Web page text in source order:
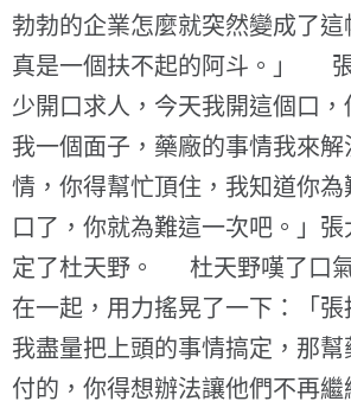
勃勃的企業怎麼就突然變成了
真是一個扶不起的阿斗。」
少開口求人，今天我開這個口
我一個面子，藥廠的事情我來
情，你得幫忙頂住，我知道你為
口了，你就為難這一次吧。」
定了杜天野。 杜天野嘆了口
在一起，用力搖晃了一下：「張
我盡量把上頭的事情搞定，那
付的，你得想辦法讓他們不再繼